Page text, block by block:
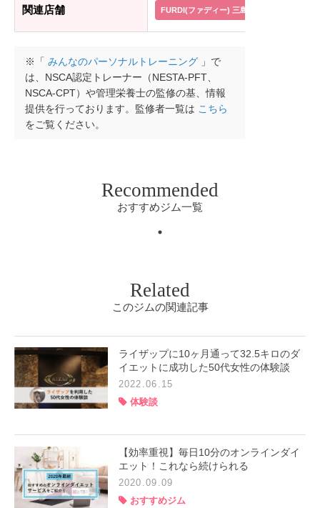
関連店舗 FURDI(ファディー) 三島広小路店
※「 みんなのパーソナルトレーニング 」で
は、NSCA認定トレーナー（NESTA-PFT、
NSCA-CPT）や管理栄養士の監修の基、情報
提供を行っております。監修者一覧は こちら
をご覧ください。
Recommended
おすすめジム一覧
Related
このジムの関連記事
ライザップに10ヶ月通って32.5キロのダ
イエットに成功した50代女性の体験談
2022.06.15
体験談
【効率重視】毎日10分のオンラインダイ
エット！これなら続けられる
2020.09.09
おすすめジム